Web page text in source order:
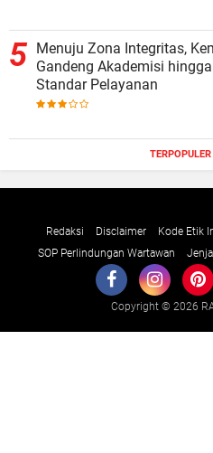
Menuju Zona Integritas,
Gandeng Akademisi
Standar Pelayanan
Redaksi Disclaimer Kode Etik
SOP Perlindungan Wartawan
Copyright © 2026